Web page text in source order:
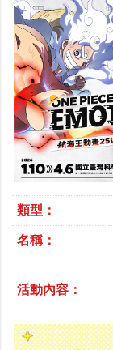
類型：
名稱：
活動內容：